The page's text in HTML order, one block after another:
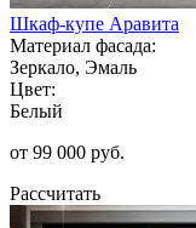
Шкаф-купе Аравита
Материал фасада:
Зеркало, Эмаль
Цвет:
Белый
от 99 000 руб.
Рассчитать